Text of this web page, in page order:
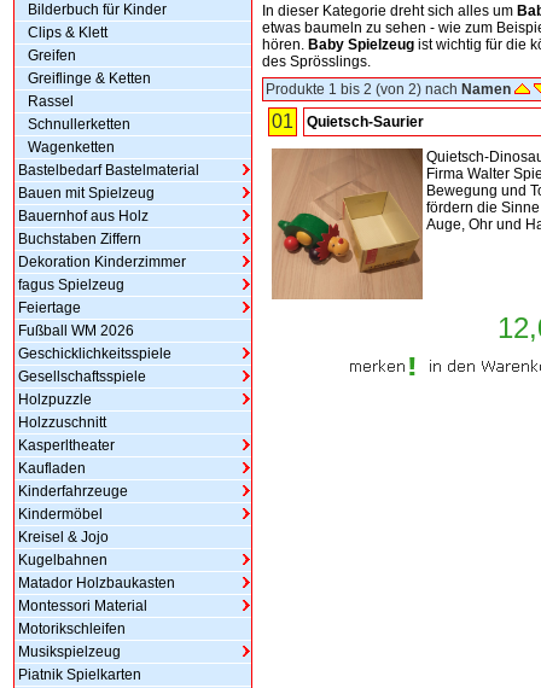
Bilderbuch für Kinder
Clips & Klett
Greifen
Greiflinge & Ketten
Rassel
Schnullerketten
Wagenketten
Bastelbedarf Bastelmaterial
Bauen mit Spielzeug
Bauernhof aus Holz
Buchstaben Ziffern
Dekoration Kinderzimmer
fagus Spielzeug
Feiertage
Fußball WM 2026
Geschicklichkeitsspiele
Gesellschaftsspiele
Holzpuzzle
Holzzuschnitt
Kasperltheater
Kaufladen
Kinderfahrzeuge
Kindermöbel
Kreisel & Jojo
Kugelbahnen
Matador Holzbaukasten
Montessori Material
Motorikschleifen
Musikspielzeug
Piatnik Spielkarten
In dieser Kategorie dreht sich alles um
etwas baumeln zu sehen - wie zum
hören. Baby Spielzeug ist wichtig für die
des Sprösslings.
Produkte 1 bis 2 (von 2) nach Namen
01 Quietsch-Saurier
Quietsch-
Firma Walter
Bewegung und
fördern die
Auge, Ohr und